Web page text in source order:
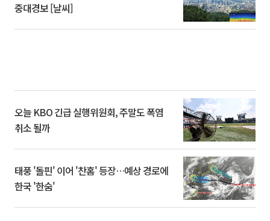
중대경보 [날씨]
오늘 KBO 긴급 실행위원회, 주말도 폭염
취소 될까
태풍 '돌핀' 이어 '찬홈' 등장…예상 경로에
한국 '한숨'